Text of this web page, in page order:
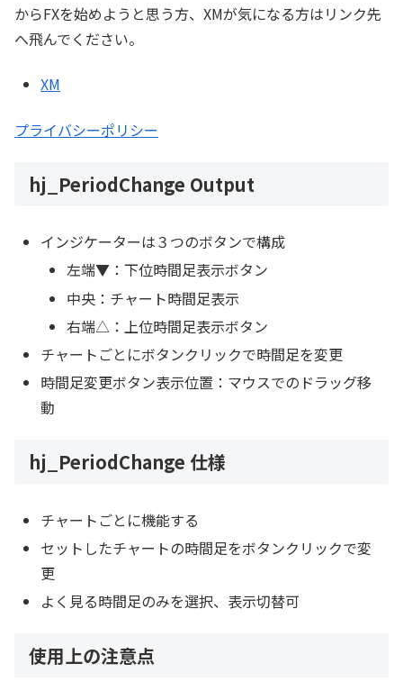
からFXを始めようと思う方、XMが気になる方はリンク先
へ飛んでください。
XM
プライバシーポリシー
hj_PeriodChange Output
インジケーターは３つのボタンで構成
左端▼：下位時間足表示ボタン
中央：チャート時間足表示
右端△：上位時間足表示ボタン
チャートごとにボタンクリックで時間足を変更
時間足変更ボタン表示位置：マウスでのドラッグ移
動
hj_PeriodChange 仕様
チャートごとに機能する
セットしたチャートの時間足をボタンクリックで変
更
よく見る時間足のみを選択、表示切替可
使用上の注意点